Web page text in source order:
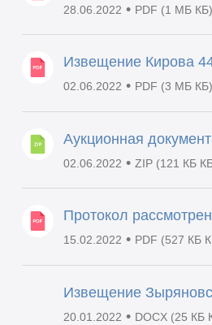
28.06.2022 • PDF (1 МБ КБ)
Извещение Кирова
02.06.2022 • PDF (3 МБ КБ)
Аукционная
02.06.2022 •ZIP (121 КБ
Протокол
15.02.2022 • PDF (527 КБ
Извещение
20.01.2022 • DOCX (25 КБ